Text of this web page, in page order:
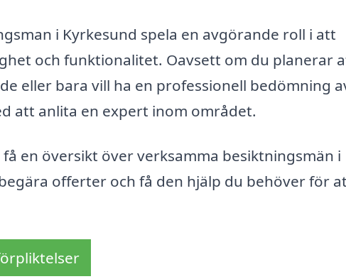
i Kyrkesund spela en avgörande roll i att
och funktionalitet. Oavsett om du planerar
eller bara vill ha en professionell bedömning
att anlita en expert inom området.
en översikt över verksamma besiktningsmän i
offerter och få den hjälp du behöver för